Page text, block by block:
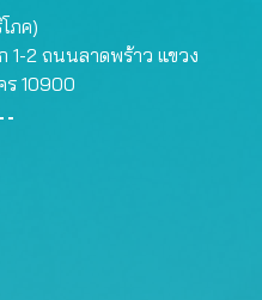
ภค)
1-2 ถนนลาดพร้าว แขวง
ร 10900